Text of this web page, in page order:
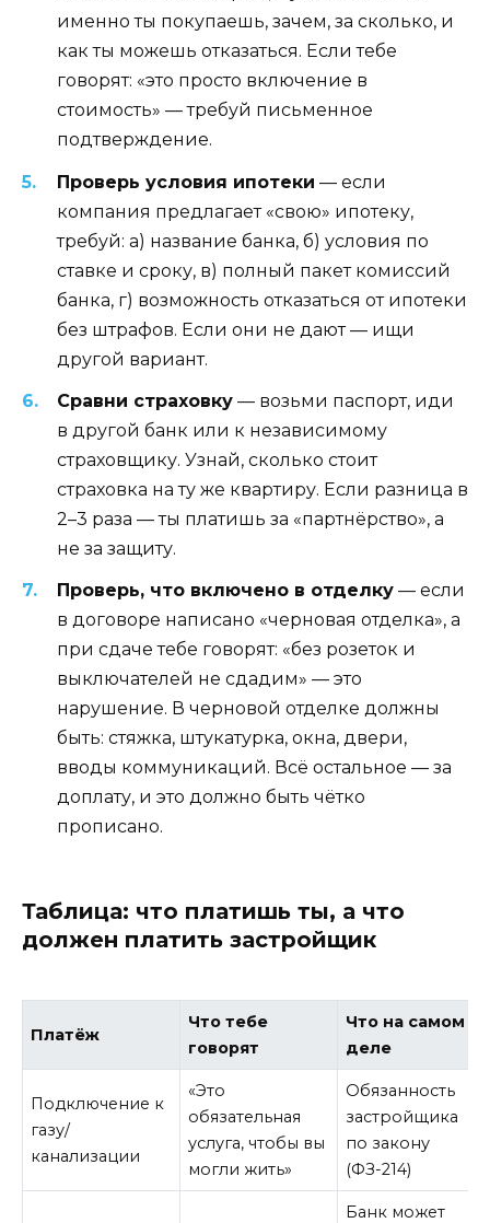
именно ты покупаешь, зачем, за сколько, и
как ты можешь отказаться. Если тебе
говорят: «это просто включение в
стоимость» — требуй письменное
подтверждение.
Проверь условия ипотеки — если
компания предлагает «свою» ипотеку,
требуй: а) название банка, б) условия по
ставке и сроку, в) полный пакет комиссий
банка, г) возможность отказаться от ипотеки
без штрафов. Если они не дают — ищи
другой вариант.
Сравни страховку — возьми паспорт, иди
в другой банк или к независимому
страховщику. Узнай, сколько стоит
страховка на ту же квартиру. Если разница в
2–3 раза — ты платишь за «партнёрство», а
не за защиту.
Проверь, что включено в отделку — если
в договоре написано «черновая отделка», а
при сдаче тебе говорят: «без розеток и
выключателей не сдадим» — это
нарушение. В черновой отделке должны
быть: стяжка, штукатурка, окна, двери,
вводы коммуникаций. Всё остальное — за
доплату, и это должно быть чётко
прописано.
Таблица: что платишь ты, а что
должен платить застройщик
Платёж
Что тебе
говорят
Что на самом
деле
Подключение к
газу/
канализации
«Это
обязательная
услуга, чтобы вы
могли жить»
Обязанность
застройщика
по закону
(ФЗ-214)
Банк может